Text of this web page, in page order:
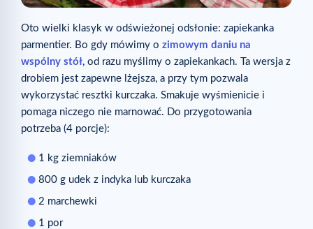
Oto wielki klasyk w odświeżonej odsłonie: zapiekanka
parmentier. Bo gdy mówimy o zimowym daniu na
wspólny stół, od razu myślimy o zapiekankach. Ta wersja z
drobiem jest zapewne lżejsza, a przy tym pozwala
wykorzystać resztki kurczaka. Smakuje wyśmienicie i
pomaga niczego nie marnować. Do przygotowania
potrzeba (4 porcje):
1 kg ziemniaków
800 g udek z indyka lub kurczaka
2 marchewki
1 por